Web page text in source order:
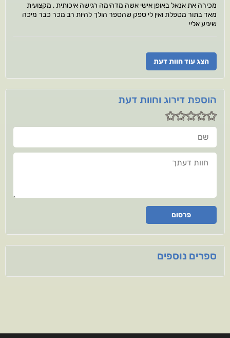
מכירה את אנאל באופן אישי אשה מדהימה רגישה איכותית , מקצועית
מאד בתור מטפלת ואין לי ספק שהספר הולך להיות רב מכר כבר מיכה
שיגיע אליי
הצג עוד חוות דעת
הוספת דירוג וחוות דעת
שם
חוות דעתך
פרסום
ספרים נוספים